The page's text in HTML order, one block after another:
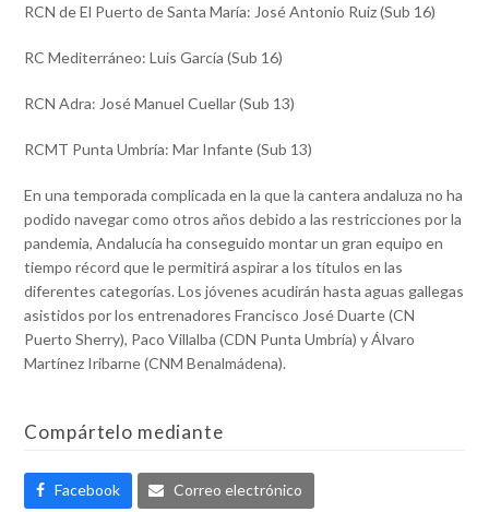
RCN de El Puerto de Santa María: José Antonio Ruiz (Sub 16)
RC Mediterráneo: Luis García (Sub 16)
RCN Adra: José Manuel Cuellar (Sub 13)
RCMT Punta Umbría: Mar Infante (Sub 13)
En una temporada complicada en la que la cantera andaluza no ha
podido navegar como otros años debido a las restricciones por la
pandemia, Andalucía ha conseguido montar un gran equipo en
tiempo récord que le permitirá aspirar a los títulos en las
diferentes categorías. Los jóvenes acudirán hasta aguas gallegas
asistidos por los entrenadores Francisco José Duarte (CN
Puerto Sherry), Paco Villalba (CDN Punta Umbría) y Álvaro
Martínez Iribarne (CNM Benalmádena).
Compártelo mediante
Facebook Correo electrónico